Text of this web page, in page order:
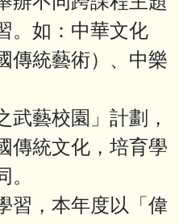
。如：中華文化
傳統藝術）、中樂
武藝校園」計劃，
傳統文化，培育學
習，本年度以「偉